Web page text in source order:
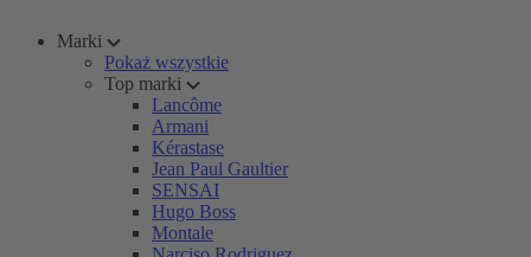
Marki
Pokaż wszystkie
Top marki
Lancôme
Armani
Kérastase
Jean Paul Gaultier
SENSAI
Hugo Boss
Montale